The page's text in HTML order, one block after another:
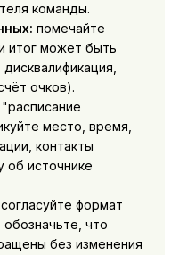
команды.
помечайте
итог может быть
очков).
место, время,
контакты
об источнике
согласуйте формат
что
без изменения